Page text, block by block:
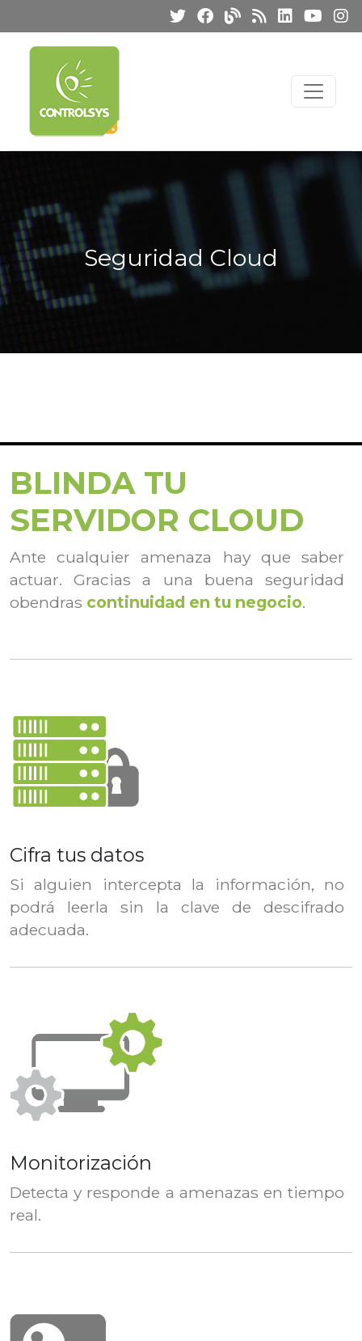
Seguridad Cloud
BLINDA TU
SERVIDOR CLOUD
Ante cualquier amenaza hay que saber
actuar. Gracias a una buena seguridad
obendras continuidad en tu negocio.
Cifra tus datos
Si alguien intercepta la información, no
podrá leerla sin la clave de descifrado
adecuada.
Monitorización
Detecta y responde a amenazas en tiempo
real.